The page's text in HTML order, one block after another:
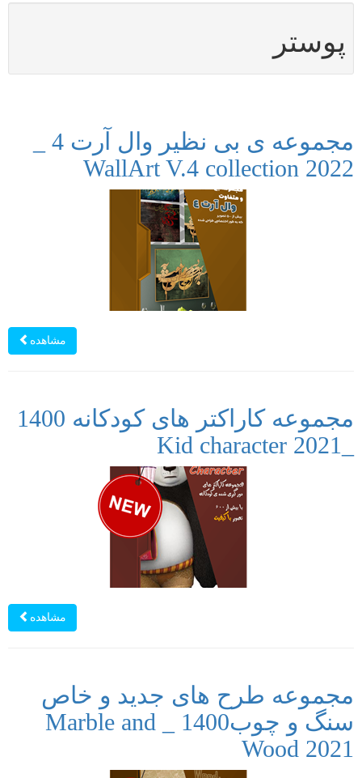
پوستر
WallArt V.4 collection 2022
مشاهده
مجموعه کاراکتر های کودکانه 1400
مشاهده
مجموعه طرح های جدید و خاص
سنگ و چوب1400 _ Marble and
Wood 2021